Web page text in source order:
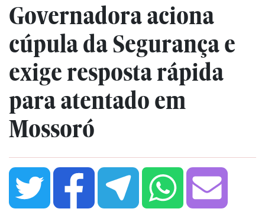
Governadora aciona
cúpula da Segurança e
exige resposta rápida
para atentado em
Mossoró